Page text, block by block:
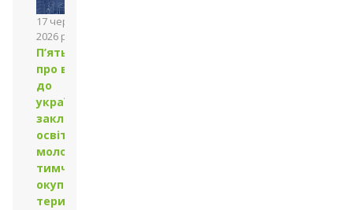
17 червня
2026 року
П’ять міфів
про вступ
до
українських
закладів
освіти для
молоді з
тимчасово
окупованих
територій